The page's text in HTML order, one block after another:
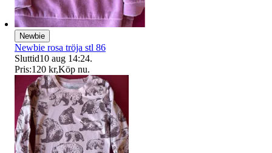
Newbie
Newbie rosa tröja stl 86
Sluttid10 aug 14:24.
Pris:120 kr,Köp nu.